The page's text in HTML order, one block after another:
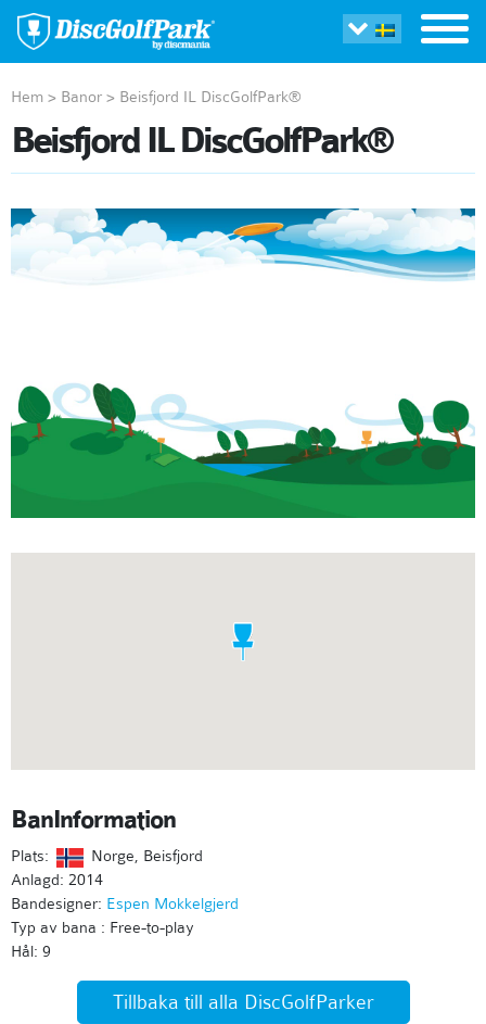
Hem > Banor > Beisfjord IL DiscGolfPark®
Beisfjord IL DiscGolfPark®
BanInformation
Plats:
Norge, Beisfjord
Anlagd: 2014
Bandesigner: Espen Mokkelgjerd
Typ av bana : Free-to-play
Hål: 9
Tillbaka till alla DiscGolfParker